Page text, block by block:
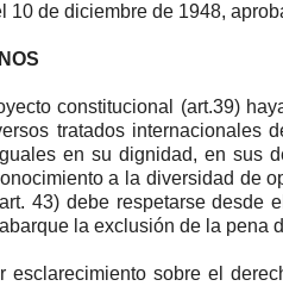
de diciembre de 1948,
constitucional (art.39)
tratados internacionales
en su dignidad, en sus
a la diversidad de
43) debe respetarse desde
la exclusión de la pena
esclarecimiento sobre el